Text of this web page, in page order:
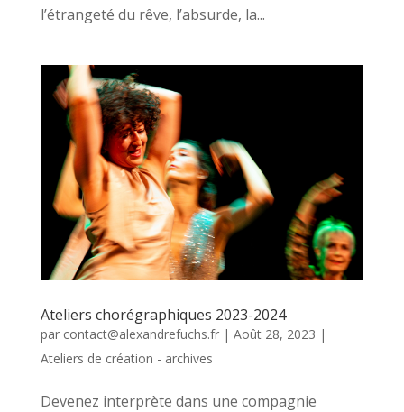
l’étrangeté du rêve, l’absurde, la...
Ateliers chorégraphiques 2023-2024
par contact@alexandrefuchs.fr| Août 28, 2023 |
Ateliers de création - archives
Devenez interprète dans une compagnie